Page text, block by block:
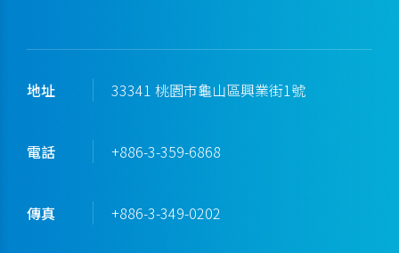
地址 33341 桃園市龜山區興業街1號
電話 +886-3-359-6868
傳真 +886-3-349-0202